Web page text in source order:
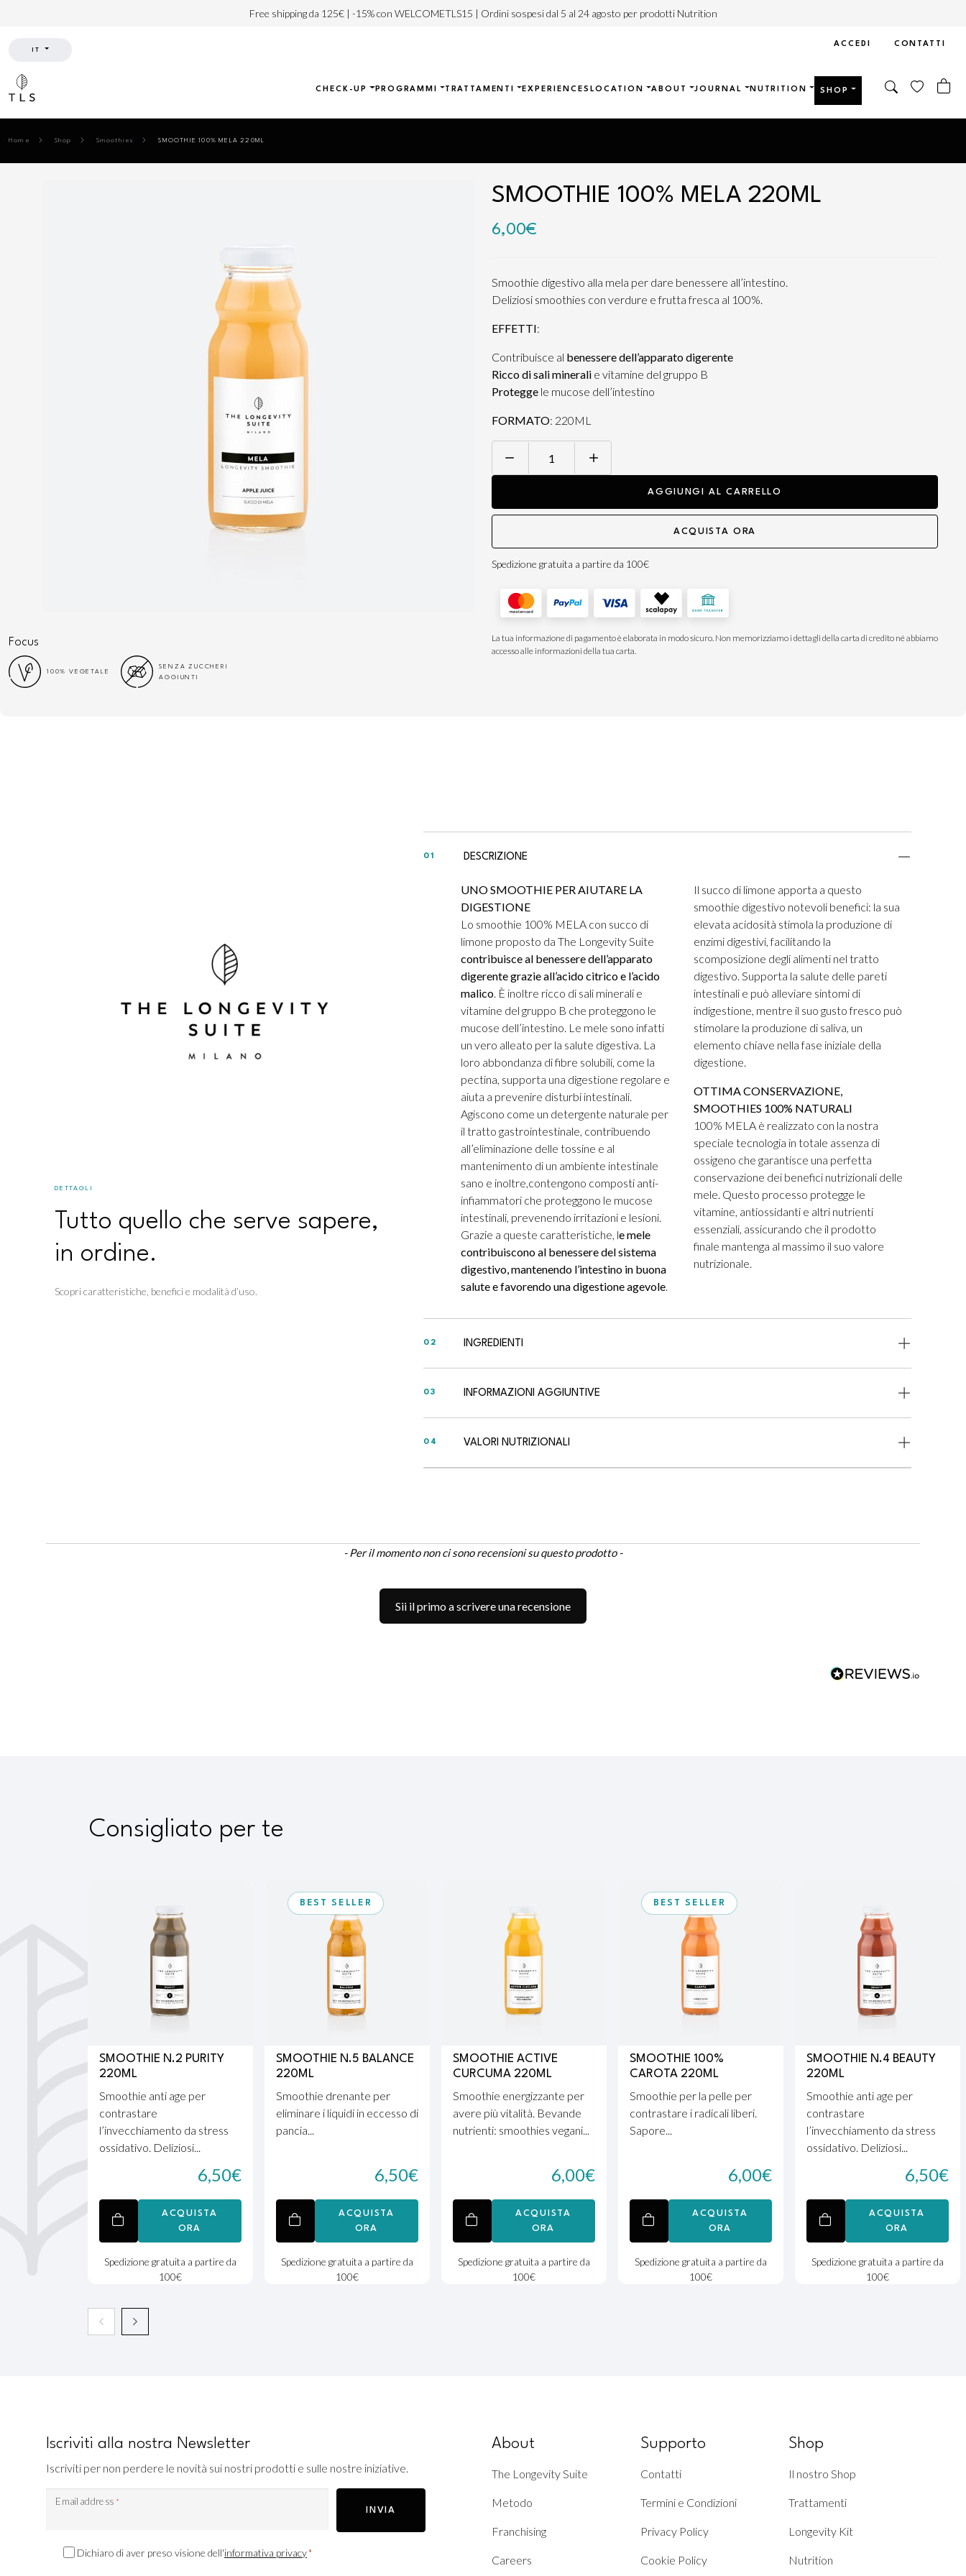
Free shipping da 125€ | -15% con WELCOMETLS15 | Ordini sospesi dal 5 al 24 agosto per prodotti Nutrition
IT
ACCEDI CONTATTI
CHECK-UP PROGRAMMI TRATTAMENTI EXPERIENCES LOCATION ABOUT JOURNAL NUTRITION SHOP
Home Shop Smoothies SMOOTHIE 100% MELA 220ML
Focus
100% VEGETALE
SENZA ZUCCHERI
AGGIUNTI
SMOOTHIE 100% MELA 220ML
6,00€
Smoothie digestivo alla mela per dare benessere all’intestino.
Deliziosi smoothies con verdure e frutta fresca al 100%.
EFFETTI:
Contribuisce al benessere dell’apparato digerente
Ricco di sali minerali e vitamine del gruppo B
Protegge le mucose dell’intestino
FORMATO: 220ML
SMOOTHIE
220ML
AGGIUNGI AL CARRELLO
ACQUISTA ORA
Spedizione gratuita a partire da 100€
La tua informazione di pagamento è elaborata in modo sicuro. Non memorizziamo i dettagli della carta di credito né abbiamo
accesso alle informazioni della tua carta.
DETTAGLI
Tutto quello che serve sapere,
in ordine.
Scopri caratteristiche, benefici e modalità d’uso.
01 DESCRIZIONE
UNO SMOOTHIE PER AIUTARE LA
DIGESTIONE
Lo smoothie 100% MELA con succo di
limone proposto da The Longevity Suite
contribuisce al benessere dell’apparato
digerente grazie all’acido citrico e l’acido
malico. È inoltre ricco di sali minerali e
vitamine del gruppo B che proteggono le
mucose dell’intestino. Le mele sono infatti
un vero alleato per la salute digestiva. La
loro abbondanza di fibre solubili, come la
pectina, supporta una digestione regolare e
aiuta a prevenire disturbi intestinali.
Agiscono come un detergente naturale per
il tratto gastrointestinale, contribuendo
all’eliminazione delle tossine e al
mantenimento di un ambiente intestinale
sano e inoltre,contengono composti anti-
infiammatori che proteggono le mucose
intestinali, prevenendo irritazioni e lesioni.
Grazie a queste caratteristiche, le mele
contribuiscono al benessere del sistema
digestivo, mantenendo l’intestino in buona
salute e favorendo una digestione agevole.
Il succo di limone apporta a questo
smoothie digestivo notevoli benefici: la sua
elevata acidosità stimola la produzione di
enzimi digestivi, facilitando la
scomposizione degli alimenti nel tratto
digestivo. Supporta la salute delle pareti
intestinali e può alleviare sintomi di
indigestione, mentre il suo gusto fresco può
stimolare la produzione di saliva, un
elemento chiave nella fase iniziale della
digestione.
OTTIMA CONSERVAZIONE,
SMOOTHIES 100% NATURALI
100% MELA è realizzato con la nostra
speciale tecnologia in totale assenza di
ossigeno che garantisce una perfetta
conservazione dei benefici nutrizionali delle
mele. Questo processo protegge le
vitamine, antiossidanti e altri nutrienti
essenziali, assicurando che il prodotto
finale mantenga al massimo il suo valore
nutrizionale.
02 INGREDIENTI
03 INFORMAZIONI AGGIUNTIVE
04 VALORI NUTRIZIONALI
- Per il momento non ci sono recensioni su questo prodotto -
Sii il primo a scrivere una recensione
Consigliato per te
SMOOTHIE N.2 PURITY
220ML
Smoothie anti age per
contrastare
l’invecchiamento da stress
ossidativo. Deliziosi...
6,50€
ACQUISTA
ORA
Spedizione gratuita a partire da
100€
BEST SELLER
SMOOTHIE N.5 BALANCE
220ML
Smoothie drenante per
eliminare i liquidi in eccesso di
pancia...
6,50€
ACQUISTA
ORA
Spedizione gratuita a partire da
100€
SMOOTHIE ACTIVE
CURCUMA 220ML
Smoothie energizzante per
avere più vitalità. Bevande
nutrienti: smoothies vegani...
6,00€
ACQUISTA
ORA
Spedizione gratuita a partire da
100€
BEST SELLER
SMOOTHIE 100%
CAROTA 220ML
Smoothie per la pelle per
contrastare i radicali liberi.
Sapore...
6,00€
ACQUISTA
ORA
Spedizione gratuita a partire da
100€
SMOOTHIE N.4 BEAUTY
220ML
Smoothie anti age per
contrastare
l’invecchiamento da stress
ossidativo. Deliziosi...
6,50€
ACQUISTA
ORA
Spedizione gratuita a partire da
100€
Iscriviti alla nostra Newsletter
Iscriviti per non perdere le novità sui nostri prodotti e sulle nostre iniziative.
Email address *
INVIA
ConsensoDichiaro di aver preso visione dell'informativa privacy*
About
The Longevity Suite
Metodo
Franchising
Careers
Supporto
Contatti
Termini e Condizioni
Privacy Policy
Cookie Policy
Shop
Il nostro Shop
Trattamenti
Longevity Kit
Nutrition